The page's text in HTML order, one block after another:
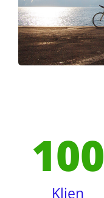
Klien
100